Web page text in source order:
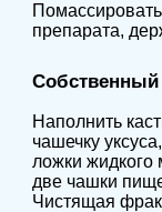
препарата,
Наполнить
чашечку
ложки жидкого
две чашки
Чистящая